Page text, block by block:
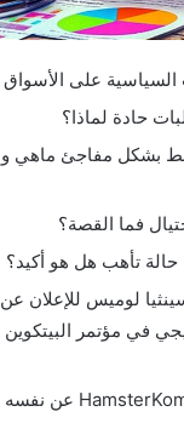
السياسية على الأسواق
حادة لماذا؟
بشكل مفاجئ ماهي
فما القصة؟
تأهب هل هو أكيد؟
لوميس للإعلان